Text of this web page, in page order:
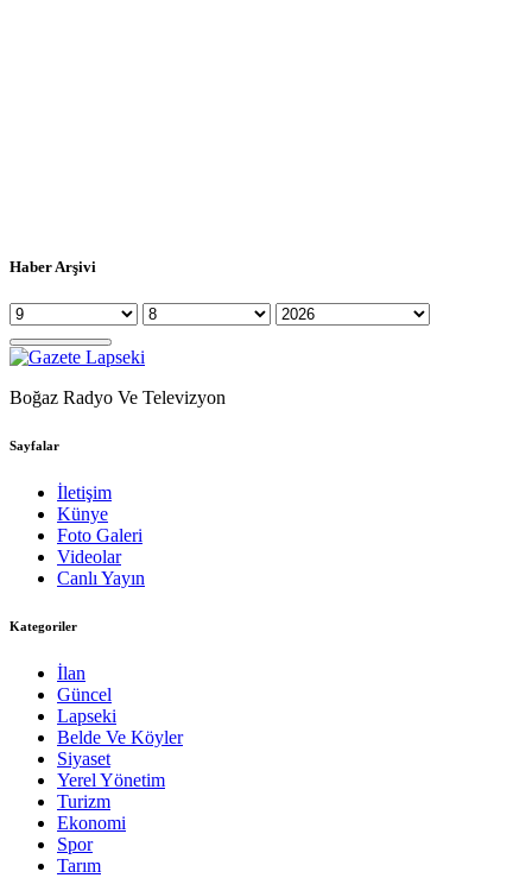
Haber Arşivi
Boğaz Radyo Ve Televizyon
Sayfalar
İletişim
Künye
Foto Galeri
Videolar
Canlı Yayın
Kategoriler
İlan
Güncel
Lapseki
Belde Ve Köyler
Siyaset
Yerel Yönetim
Turizm
Ekonomi
Spor
Tarım